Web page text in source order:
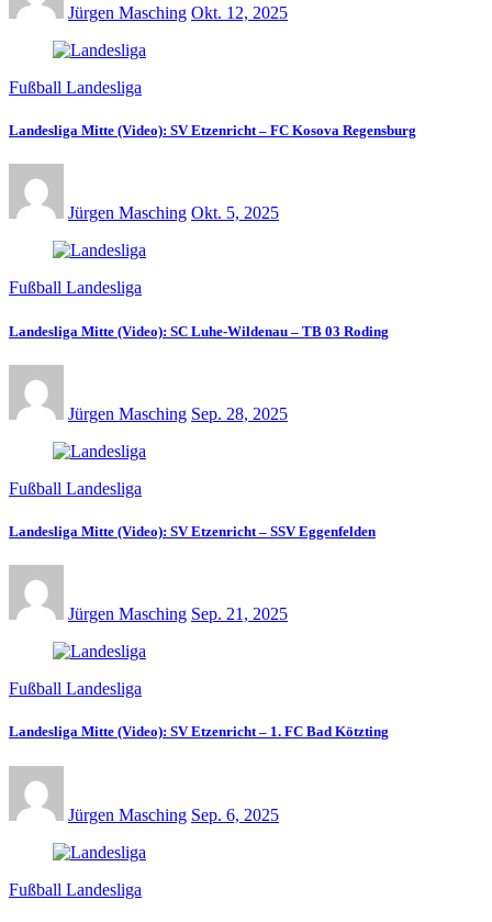
Jürgen Masching Okt. 12, 2025
Fußball Landesliga
Landesliga Mitte (Video): SV Etzenricht – FC Kosova Regensburg
Jürgen Masching Okt. 5, 2025
Fußball Landesliga
Landesliga Mitte (Video): SC Luhe-Wildenau – TB 03 Roding
Jürgen Masching Sep. 28, 2025
Fußball Landesliga
Landesliga Mitte (Video): SV Etzenricht – SSV Eggenfelden
Jürgen Masching Sep. 21, 2025
Fußball Landesliga
Landesliga Mitte (Video): SV Etzenricht – 1. FC Bad Kötzting
Jürgen Masching Sep. 6, 2025
Fußball Landesliga